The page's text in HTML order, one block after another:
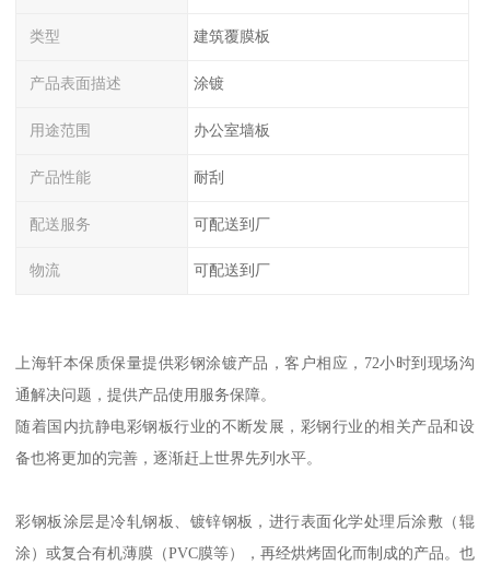
类型 建筑覆膜板
产品表面描述 涂镀
用途范围 办公室墙板
产品性能 耐刮
配送服务 可配送到厂
物流 可配送到厂
上海轩本保质保量提供彩钢涂镀产品，客户相应，72小时到现场沟
通解决问题，提供产品使用服务保障。
随着国内抗静电彩钢板行业的不断发展，彩钢行业的相关产品和设
备也将更加的完善，逐渐赶上世界先列水平。